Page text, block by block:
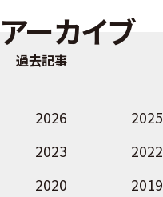
アーカイブ
過去記事
2026 2025
2023
2022
2020
2019